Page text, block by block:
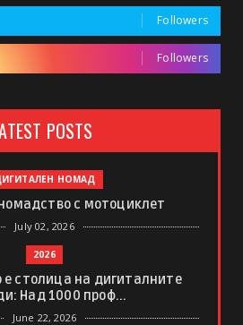
Followers
Followers
POSTS
НОМАД
с мотоциклет
July 02, 2026
2026
е столица на дигиталните
Над 1000 проф...
June 22, 2026